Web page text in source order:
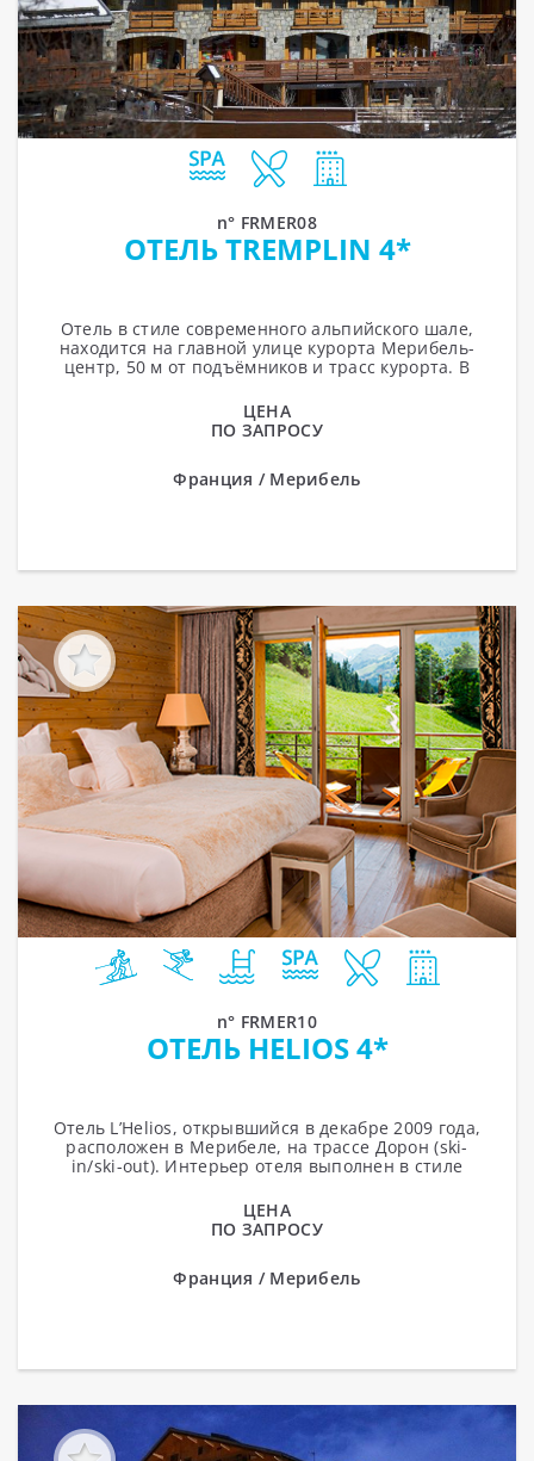
n° FRMER08
ОТЕЛЬ TREMPLIN 4*
Отель в стиле современного альпийского шале,
находится на главной улице курорта Мерибель-
центр, 50 м от подъёмников и трасс курорта. В
ЦЕНА
ПО ЗАПРОСУ
Франция / Мерибель
n° FRMER10
ОТЕЛЬ HELIOS 4*
Отель L’Helios, открывшийся в декабре 2009 года,
расположен в Мерибеле, на трассе Дорон (ski-
in/ski-out). Интерьер отеля выполнен в стиле
ЦЕНА
ПО ЗАПРОСУ
Франция / Мерибель